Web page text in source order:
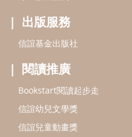
service@hsin-yi.org.tw
信誼好好育兒
(02)2396-5305轉2345 (週
認識信誼 合作洽談 智
本網站建議使用IE9(含以上)或
信誼基金會/上誼文化實業股份